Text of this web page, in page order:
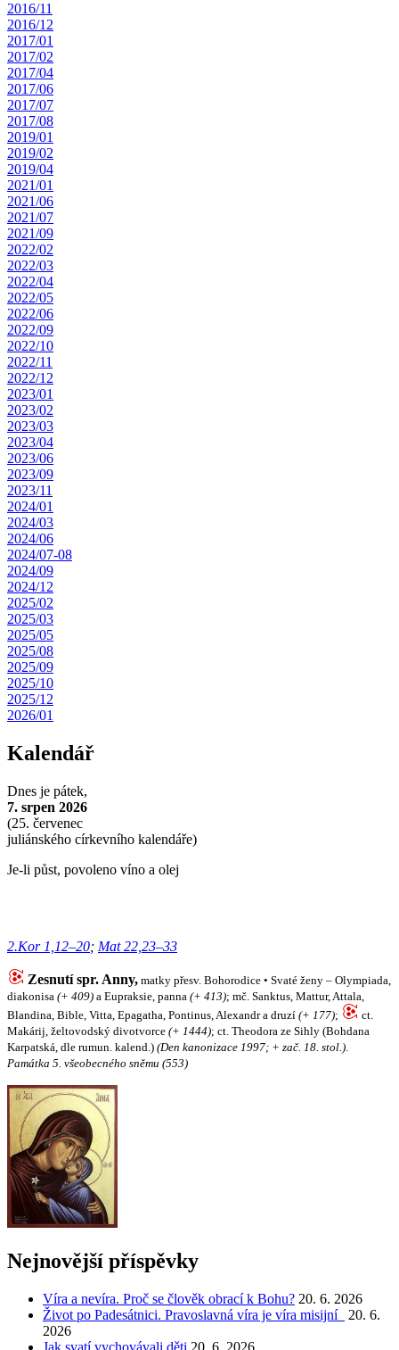
2016/11
2016/12
2017/01
2017/02
2017/04
2017/06
2017/07
2017/08
2019/01
2019/02
2019/04
2021/01
2021/06
2021/07
2021/09
2022/02
2022/03
2022/04
2022/05
2022/06
2022/09
2022/10
2022/11
2022/12
2023/01
2023/02
2023/03
2023/04
2023/06
2023/09
2023/11
2024/01
2024/03
2024/06
2024/07-08
2024/09
2024/12
2025/02
2025/03
2025/05
2025/08
2025/09
2025/10
2025/12
2026/01
Kalendář
Dnes je pátek,
7. srpen 2026
(25. červenec
juliánského církevního kalendáře)
Je-li půst, povoleno víno a olej
2.Kor 1,12–20; Mat 22,23–33
Zesnutí spr. Anny, matky přesv. Bohorodice • Svaté ženy – Olympiada,
diakonisa (+ 409) a Eupraksie, panna (+ 413); mč. Sanktus, Mattur, Attala,
Blandina, Bible, Vitta, Epagatha, Pontinus, Alexandr a druzí (+ 177);
ct.
Makárij, želtovodský divotvorce (+ 1444); ct. Theodora ze Sihly (Bohdana
Karpatská, dle rumun. kalend.) (Den kanonizace 1997; + zač. 18. stol.).
Památka 5. všeobecného sněmu (553)
Nejnovější příspěvky
Víra a nevíra. Proč se člověk obrací k Bohu? 20. 6. 2026
Život po Padesátnici. Pravoslavná víra je víra misijní
20. 6.
2026
Jak svatí vychovávali děti 20. 6. 2026